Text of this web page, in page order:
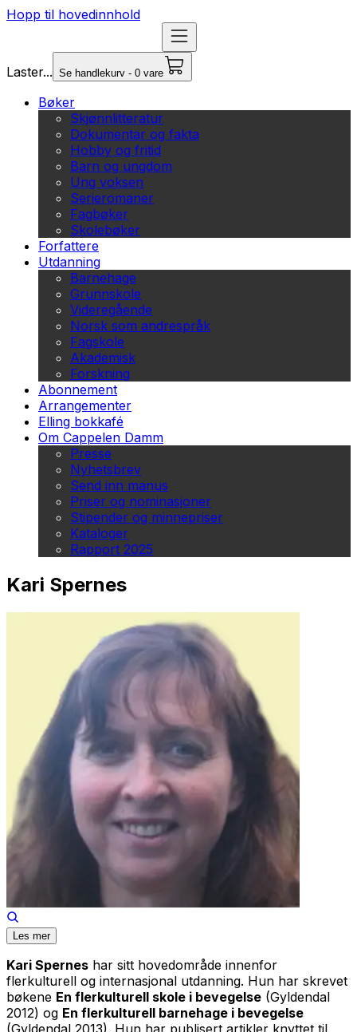
Hopp til hovedinnhold
Laster... Se handlekurv - 0 vare
Bøker
Skjønnlitteratur
Dokumentar og fakta
Hobby og fritid
Barn og ungdom
Ung voksen
Serieromaner
Fagbøker
Skolebøker
Forfattere
Utdanning
Barnehage
Grunnskole
Videregående
Norsk som andrespråk
Fagskole
Akademisk
Forskning
Abonnement
Arrangementer
Elling bokkafé
Om Cappelen Damm
Presse
Nyhetsbrev
Send inn manus
Priser og nominasjoner
Stipender og minnepriser
Kataloger
Rapport 2025
Kari Spernes
Les mer
Kari Spernes har sitt hovedområde innenfor
flerkulturell og internasjonal utdanning. Hun har skrevet
bøkene En flerkulturell skole i bevegelse (Gyldendal
2012) og En flerkulturell barnehage i bevegelse
(Gyldendal 2013). Hun har publisert artikler knyttet til